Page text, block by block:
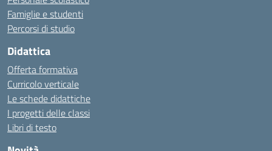
Famiglie e studenti
Percorsi di studio
Didattica
Offerta formativa
Curricolo verticale
Le schede didattiche
I progetti delle classi
Libri di testo